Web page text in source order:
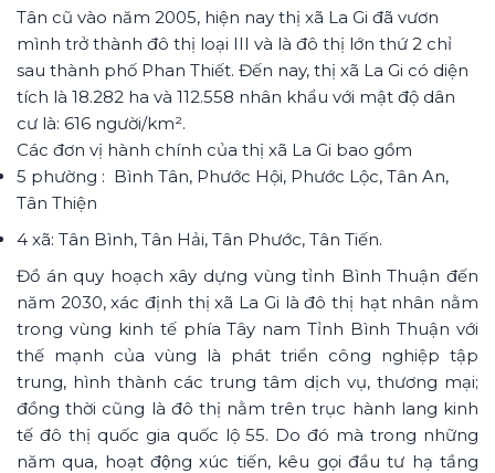
Tân cũ vào năm 2005, hiện nay thị xã La Gi đã vươn
mình trở thành đô thị loại III và là đô thị lớn thứ 2 chỉ
sau thành phố Phan Thiết. Đến nay, thị xã La Gi có diện
tích là 18.282 ha và 112.558 nhân khẩu với mật độ dân
cư là: 616 người/km².
Các đơn vị hành chính của thị xã La Gi bao gồm
5 phường : Bình Tân, Phước Hội, Phước Lộc, Tân An,
Tân Thiện
4 xã: Tân Bình, Tân Hải, Tân Phước, Tân Tiến.
Đồ án quy hoạch xây dựng vùng tỉnh Bình Thuận đến
năm 2030, xác định thị xã La Gi là đô thị hạt nhân nằm
trong vùng kinh tế phía Tây nam Tỉnh Bình Thuận với
thế mạnh của vùng là phát triển công nghiệp tập
trung, hình thành các trung tâm dịch vụ, thương mại;
đồng thời cũng là đô thị nằm trên trục hành lang kinh
tế đô thị quốc gia quốc lộ 55. Do đó mà trong những
năm qua, hoạt động xúc tiến, kêu gọi đầu tư hạ tầng